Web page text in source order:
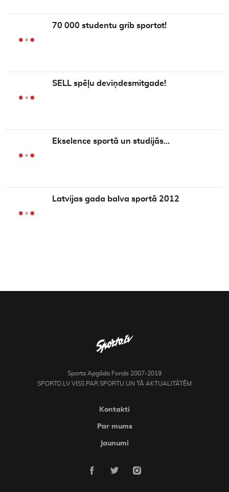
70 000 studentu grib sportot!
SELL spēļu deviņdesmitgade!
Ekselence sportā un studijās…
Latvijas gada balva sportā 2012
Sporta Apgāda Fonds 2007-2019
SPORTO.LV VISS PAR SPORTU UN TĀ AKTUALITĀTĒM
Kontakti
Par mums
Jaunumi